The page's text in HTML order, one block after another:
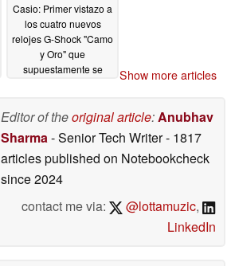
Casio: Primer vistazo a
los cuatro nuevos
relojes G-Shock "Camo
y Oro" que
supuestamente se
Show more articles
Editor of theoriginal article:Anubhav
Sharma- Senior Tech Writer- 1817
articles published on Notebookcheck
since 2024
contact me via:
@lottamuzic,
LinkedIn